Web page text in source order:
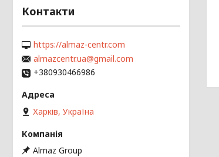
Контакти
https://almaz-centr.com
almazcentr.ua@gmail.com
+380930466986
Харків, Україна
Almaz Group